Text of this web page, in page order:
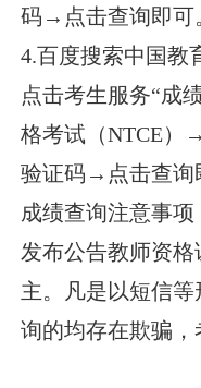
码→点击查询即可
4.百度搜索中国教
点击考生服务“成
格考试（NTCE）
验证码→点击查询
成绩查询注意事
发布公告教师资
主。凡是以短信
询的均存在欺骗，